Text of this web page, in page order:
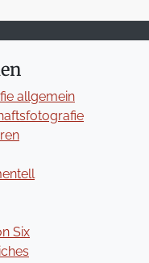
allgemein
Six